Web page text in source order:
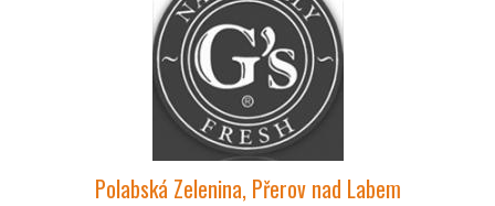
Polabská Zelenina, Přerov nad Labem